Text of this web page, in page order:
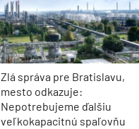
Zlá správa pre Bratislavu,
mesto odkazuje:
Nepotrebujeme ďalšiu
veľkokapacitnú spaľovňu